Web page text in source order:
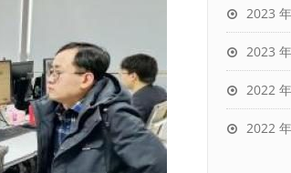
2023
2023
2022
2022